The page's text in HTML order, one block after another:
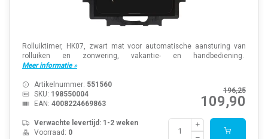
Rolluiktimer, HK07, zwart mat voor automatische aansturing van
rolluiken en zonwering, vakantie- en handbediening.
Meer informatie »
196,25
109,90
Artikelnummer: 551560
SKU: 198550004
EAN: 4008224669863
Verwachte levertijd: 1-2 weken
Voorraad: 0